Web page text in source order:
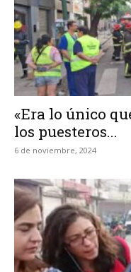
«Era lo único
los puesteros...
6 de noviembre, 2024